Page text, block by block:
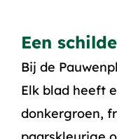
Een
Bij de
Elk blad heeft
donkergroen,